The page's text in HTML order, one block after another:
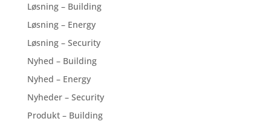
Løsning – Building
Løsning – Energy
Løsning – Security
Nyhed – Building
Nyhed – Energy
Nyheder – Security
Produkt – Building